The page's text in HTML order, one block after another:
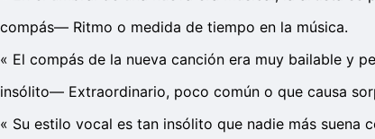
compás— Ritmo o medida de tiempo en la música.
« El compás de la nueva canción era muy bailable y
insólito— Extraordinario, poco común o que causa
« Su estilo vocal es tan insólito que nadie más suena